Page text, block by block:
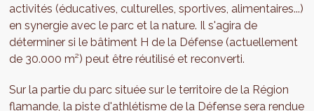
activités (éducatives, culturelles, sportives, alimentaires...)
en synergie avec le parc et la nature. Il s'agira de
déterminer si le bâtiment H de la Défense (actuellement
de 30.000 m²) peut être réutilisé et reconverti.
Sur la partie du parc située sur le territoire de la Région
flamande, la piste d'athlétisme de la Défense sera rendue